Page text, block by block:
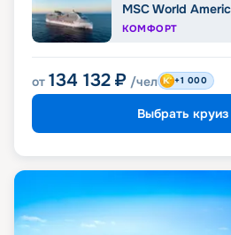
MSC World
КОМФОРТ
от 134 132 ₽ /чел +1 000
Выбрать круиз